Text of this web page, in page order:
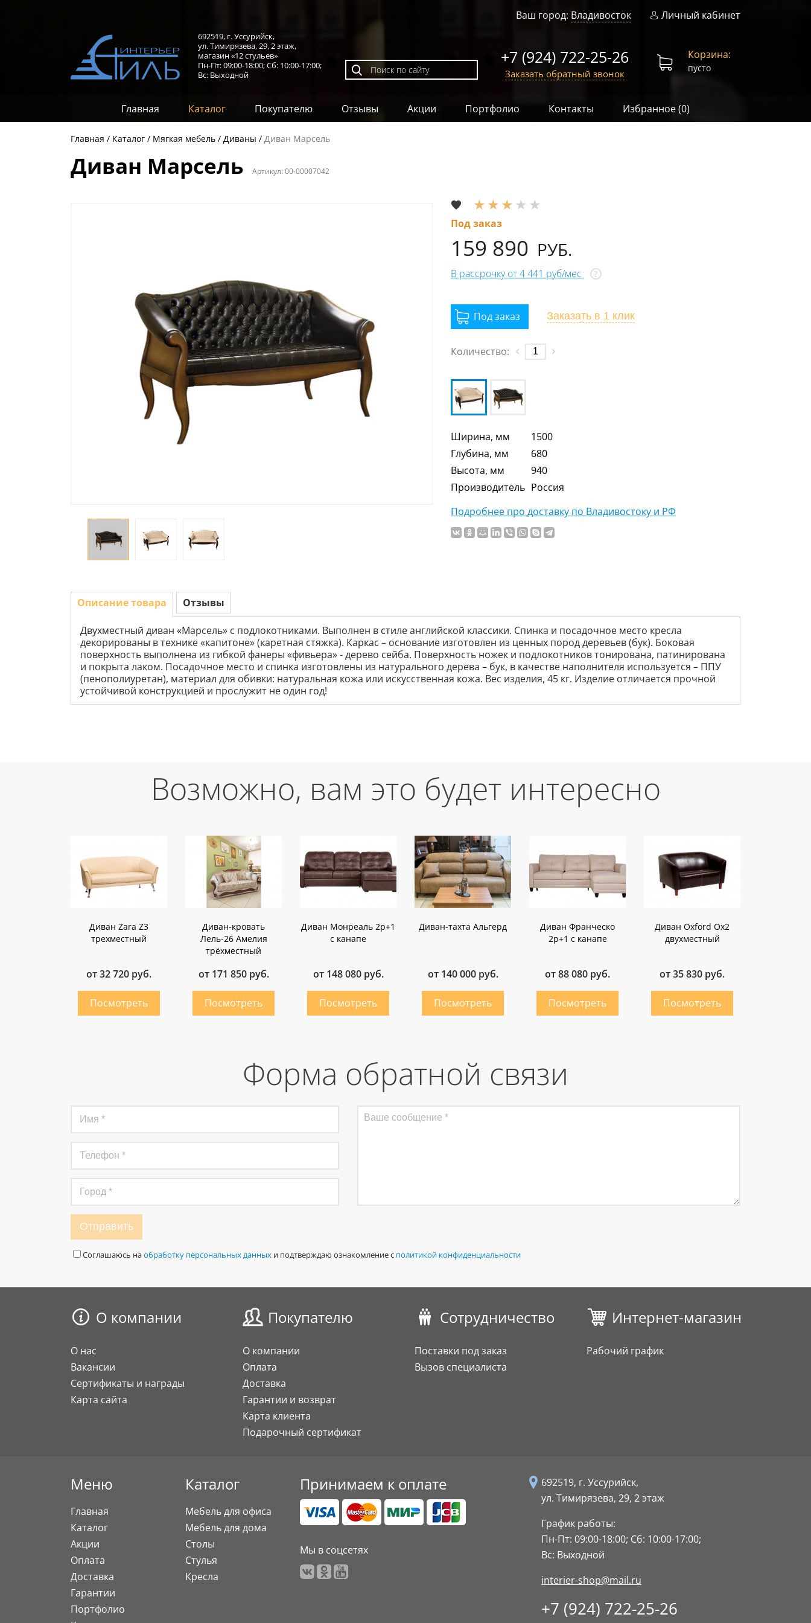
Ваш город: Владивосток Личный кабинет
692519, г. Уссурийск,
ул. Тимирязева, 29,2 этаж,
магазин «12 стульев»
Пн-Пт: 09:00-18:00;Сб: 10:00-17:00;
Вс: Выходной
+7 (924) 722-25-26
Заказать обратный звонок
Корзина:
пусто
Главная Каталог Покупателю Отзывы Акции Портфолио Контакты Избранное (0)
Главная Каталог Мягкая мебель Диваны Диван Марсель
Диван Марсель Артикул:00-00007042
Под заказ
159 890 РУБ.
В рассрочку от 4 441 руб/мес ?
Заказать в 1 клик
Количество:
Ширина, мм
1500
Глубина, мм
680
Высота, мм
940
Производитель Россия
Подробнее про доставку по Владивостоку и РФ
Описание товара Отзывы
Двухместный диван «Марсель» с подлокотниками. Выполнен в стиле английской классики. Спинка и посадочное место кресла
декорированы в технике «капитоне» (каретная стяжка). Каркас – основание изготовлен из ценных пород деревьев (бук). Боковая
поверхность выполнена из гибкой фанеры «фивьера» - дерево сейба. Поверхность ножек и подлокотников тонирована, патинирована
и покрыта лаком. Посадочное место и спинка изготовлены из натурального дерева – бук, в качестве наполнителя используется – ППУ
(пенополиуретан), материал для обивки: натуральная кожа или искусственная кожа. Вес изделия, 45 кг. Изделие отличается прочной
устойчивой конструкцией и прослужит не один год!
Возможно, вам это будет интересно
Диван Zara Z3
трехместный
от 32 720 руб.
Диван-кровать
Лель-26 Амелия
трёхместный
от 171 850 руб.
Диван Монреаль 2р+1
с канапе
от 148 080 руб.
Диван-тахта Альгерд
от 140 000 руб.
Диван Франческо
2p+1 с канапе
от 88 080 руб.
Диван Oxford Ox2
двухместный
от 35 830 руб.
Форма обратной связи
Отправить
Соглашаюсь наобработку персональных данных и подтверждаю ознакомление с политикой конфиденциальности
О компании
О нас
Вакансии
Сертификаты и награды
Карта сайта
Покупателю
О компании
Оплата
Доставка
Гарантии и возврат
Карта клиента
Подарочный сертификат
Сотрудничество
Поставки под заказ
Вызов специалиста
Интернет-магазин
Рабочий график
Меню
Главная
Каталог
Акции
Оплата
Доставка
Гарантии
Портфолио
Каталог
Мебель для офиса
Мебель для дома
Столы
Стулья
Кресла
Принимаем к оплате
Мы в соцсетях
692519, г. Уссурийск,
ул. Тимирязева, 29, 2 этаж
График работы:
Пн-Пт: 09:00-18:00; Сб: 10:00-17:00;
Вс: Выходной
interier-shop@mail.ru
+7 (924) 722-25-26